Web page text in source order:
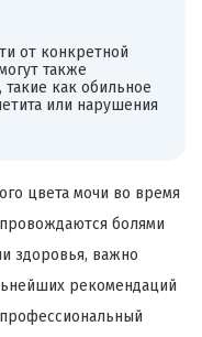
от конкретной
также
как обильное
или нарушения
цвета мочи во время
болями
здоровья, важно
рекомендаций